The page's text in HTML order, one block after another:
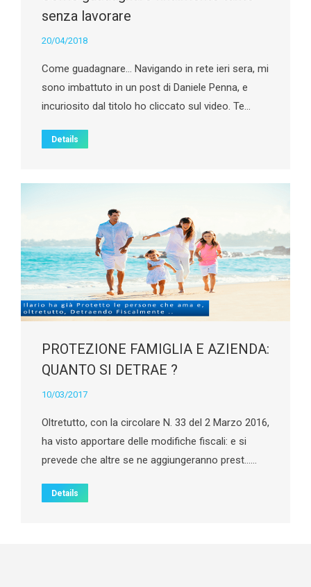
senza lavorare
20/04/2018
Come guadagnare… Navigando in rete ieri sera, mi
sono imbattuto in un post di Daniele Penna, e
incuriosito dal titolo ho cliccato sul video. Te…
Details
PROTEZIONE FAMIGLIA E AZIENDA:
QUANTO SI DETRAE ?
10/03/2017
Oltretutto, con la circolare N. 33 del 2 Marzo 2016,
ha visto apportare delle modifiche fiscali: e si
prevede che altre se ne aggiungeranno prest……
Details